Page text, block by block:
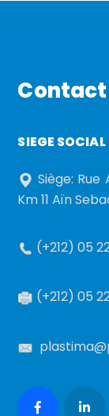
Contact
SIEGE SOCIAL
Siège: Rue
Km 11 Aïn
(+212) 05
(+212) 05